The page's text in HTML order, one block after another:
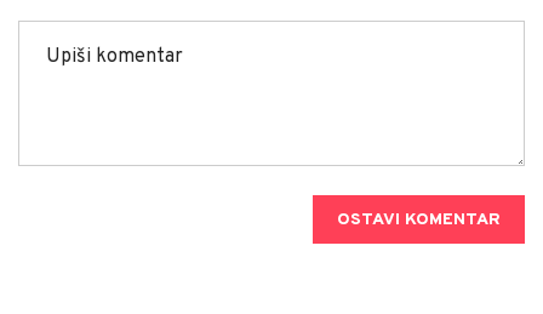
OSTAVI KOMENTAR